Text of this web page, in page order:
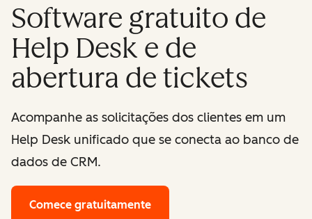
Software gratuito de
Help Desk e de
abertura de tickets
Acompanhe as solicitações dos clientes em um
Help Desk unificado que se conecta ao banco de
dados de CRM.
Comece gratuitamente